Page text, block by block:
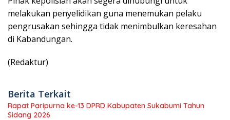
melakukan penyelidikan guna menemukan pelaku
pengrusakan sehingga tidak menimbulkan keresahan
di Kabandungan.
(Redaktur)
Berita Terkait
Rapat Paripurna ke-13 DPRD Kabupaten Sukabumi Tahun
Sidang 2026